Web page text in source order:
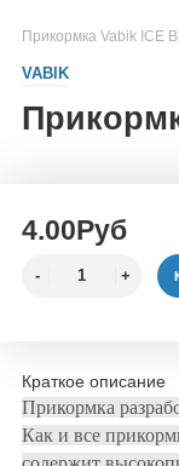
Прикормка Vabik ICE
VABIK
4.00Руб
Краткое описание
Прикормка
Как и все